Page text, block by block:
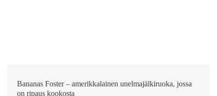
Bananas Foster – amerikkalainen unelmajälkiruoka, jossa
on ripaus kookosta